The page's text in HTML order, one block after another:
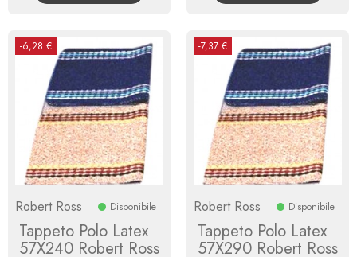
-6,28 €
Robert Ross Disponibile
Tappeto Polo Latex
57X240 Robert Ross
-7,37 €
Robert Ross Disponibile
Tappeto Polo Latex
57X290 Robert Ross